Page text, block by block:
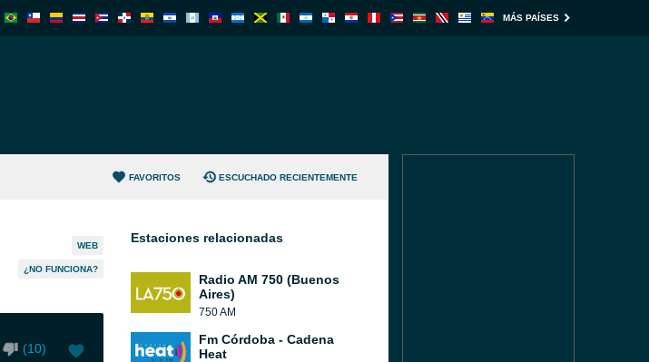
MÁS PAÍSES
FAVORITOS ESCUCHADO RECIENTEMENTE
WEB
¿NO FUNCIONA?
(10)
Estaciones relacionadas
Radio AM 750 (Buenos
Aires)
750 AM
Fm Córdoba - Cadena
Heat